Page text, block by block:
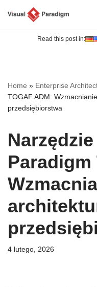
Read this post in:
Home » Enterprise
TOGAF ADM:
przedsiębiorstwa
Paradigm
4 lutego, 2026